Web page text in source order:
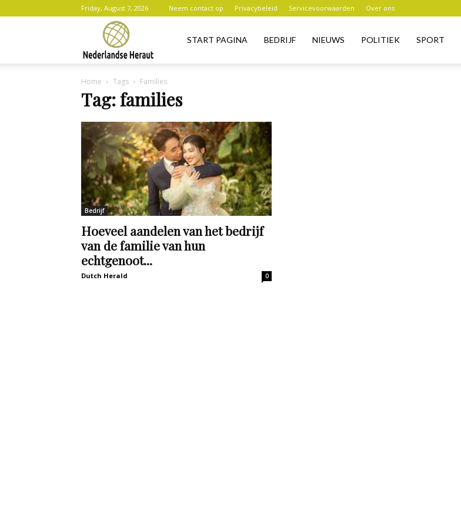
Friday, August 7, 2026 Neem contact op Privacybeleid Servicevoorwaarden Over ons
Nederlandse
Heraut
START PAGINA BEDRIJF NIEUWS POLITIEK SPORT
Home Tags Families
Tag: families
Bedrijf
Hoeveel aandelen van het bedrijf
van de familie van hun
echtgenoot...
Dutch Herald 0